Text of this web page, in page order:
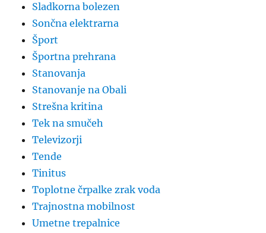
Sladkorna bolezen
Sončna elektrarna
Šport
Športna prehrana
Stanovanja
Stanovanje na Obali
Strešna kritina
Tek na smučeh
Televizorji
Tende
Tinitus
Toplotne črpalke zrak voda
Trajnostna mobilnost
Umetne trepalnice